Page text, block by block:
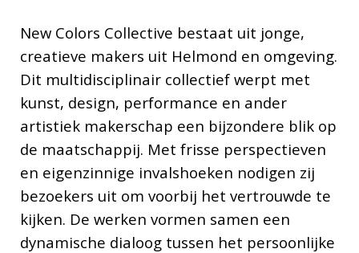
New Colors Collective bestaat uit jonge,
creatieve makers uit Helmond en omgeving.
Dit multidisciplinair collectief werpt met
kunst, design, performance en ander
artistiek makerschap een bijzondere blik op
de maatschappij. Met frisse perspectieven
en eigenzinnige invalshoeken nodigen zij
bezoekers uit om voorbij het vertrouwde te
kijken. De werken vormen samen een
dynamische dialoog tussen het persoonlijke